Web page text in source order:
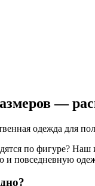
—
одежда
по фигуре?
и повседневную